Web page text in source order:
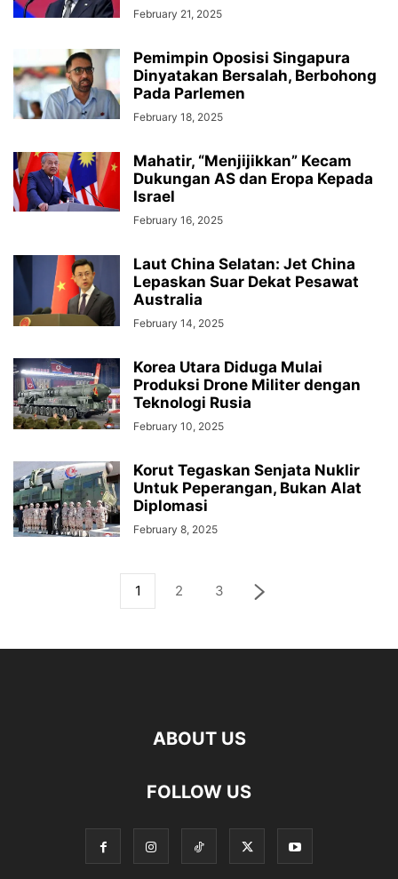
February 21, 2025
Pemimpin Oposisi Singapura
Dinyatakan Bersalah, Berbohong
Pada Parlemen
February 18, 2025
Mahatir, “Menjijikkan” Kecam
Dukungan AS dan Eropa Kepada
Israel
February 16, 2025
Laut China Selatan: Jet China
Lepaskan Suar Dekat Pesawat
Australia
February 14, 2025
Korea Utara Diduga Mulai
Produksi Drone Militer dengan
Teknologi Rusia
February 10, 2025
Korut Tegaskan Senjata Nuklir
Untuk Peperangan, Bukan Alat
Diplomasi
February 8, 2025
1 2 3
ABOUT US
FOLLOW US